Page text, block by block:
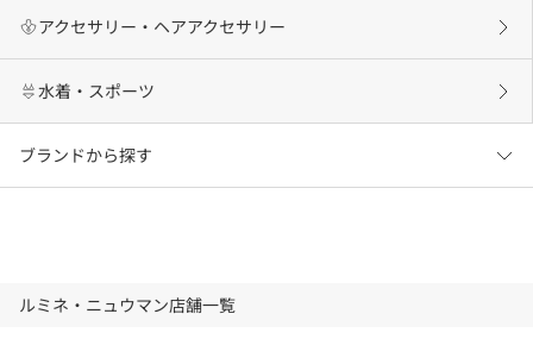
アクセサリー・ヘアアクセサリー
水着・スポーツ
ブランドから探す
ルミネ・ニュウマン店舗一覧